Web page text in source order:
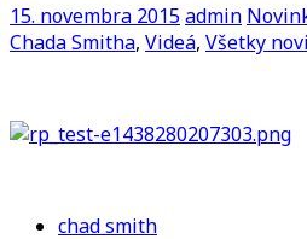
15. novembra 2015admin
Chada Smitha, Videá, Všetky
chad smith